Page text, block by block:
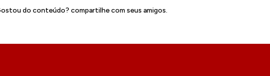
do conteúdo? compartilhe com seus amigos.